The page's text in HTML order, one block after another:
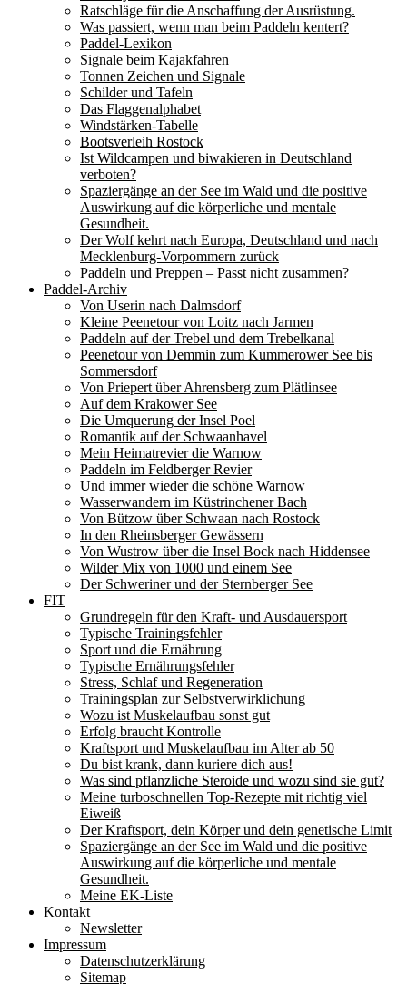
Ratschläge für die Anschaffung der Ausrüstung.
Was passiert, wenn man beim Paddeln kentert?
Paddel-Lexikon
Signale beim Kajakfahren
Tonnen Zeichen und Signale
Schilder und Tafeln
Das Flaggenalphabet
Windstärken-Tabelle
Bootsverleih Rostock
Ist Wildcampen und biwakieren in Deutschland
verboten?
Spaziergänge an der See im Wald und die positive
Auswirkung auf die körperliche und mentale
Gesundheit.
Der Wolf kehrt nach Europa, Deutschland und nach
Mecklenburg-Vorpommern zurück
Paddeln und Preppen – Passt nicht zusammen?
Paddel-Archiv
Von Userin nach Dalmsdorf
Kleine Peenetour von Loitz nach Jarmen
Paddeln auf der Trebel und dem Trebelkanal
Peenetour von Demmin zum Kummerower See bis
Sommersdorf
Von Priepert über Ahrensberg zum Plätlinsee
Auf dem Krakower See
Die Umquerung der Insel Poel
Romantik auf der Schwaanhavel
Mein Heimatrevier die Warnow
Paddeln im Feldberger Revier
Und immer wieder die schöne Warnow
Wasserwandern im Küstrinchener Bach
Von Bützow über Schwaan nach Rostock
In den Rheinsberger Gewässern
Von Wustrow über die Insel Bock nach Hiddensee
Wilder Mix von 1000 und einem See
Der Schweriner und der Sternberger See
FIT
Grundregeln für den Kraft- und Ausdauersport
Typische Trainingsfehler
Sport und die Ernährung
Typische Ernährungsfehler
Stress, Schlaf und Regeneration
Trainingsplan zur Selbstverwirklichung
Wozu ist Muskelaufbau sonst gut
Erfolg braucht Kontrolle
Kraftsport und Muskelaufbau im Alter ab 50
Du bist krank, dann kuriere dich aus!
Was sind pflanzliche Steroide und wozu sind sie gut?
Meine turboschnellen Top-Rezepte mit richtig viel
Eiweiß
Der Kraftsport, dein Körper und dein genetische Limit
Spaziergänge an der See im Wald und die positive
Auswirkung auf die körperliche und mentale
Gesundheit.
Meine EK-Liste
Kontakt
Newsletter
Impressum
Datenschutzerklärung
Sitemap